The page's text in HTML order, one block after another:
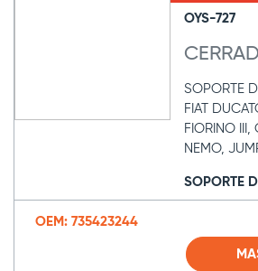
OYS-727
SOPORTE
FIAT
FIORINO III,
NEMO,
SOPORTE
OEM: 735423244